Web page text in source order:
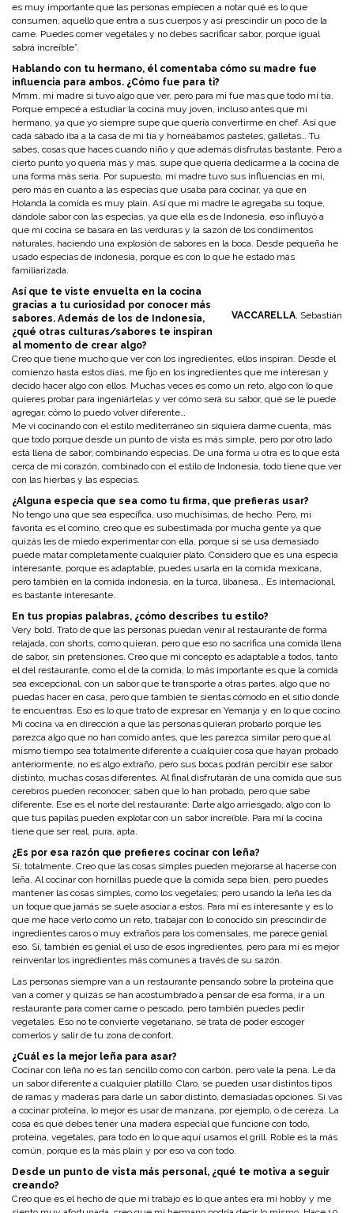
es muy importante que las personas empiecen a notar qué es lo que
consumen, aquello que entra a sus cuerpos y así prescindir un poco de la
carne. Puedes comer vegetales y no debes sacrificar sabor, porque igual
sabrá increíble”.
Hablando con tu hermano, él comentaba cómo su madre fue
influencia para ambos. ¿Cómo fue para ti?
Mmm, mi madre sí tuvo algo que ver, pero para mi fue más que todo mi tía.
Porque empecé a estudiar la cocina muy joven, incluso antes que mi
hermano, ya que yo siempre supe que quería convertirme en chef. Así que
cada sábado iba a la casa de mi tía y horneábamos pasteles, galletas… Tu
sabes, cosas que haces cuando niño y que además disfrutas bastante. Pero a
cierto punto yo quería más y más, supe que quería dedicarme a la cocina de
una forma más seria. Por supuesto, mi madre tuvo sus influencias en mi,
pero más en cuanto a las especias que usaba para cocinar, ya que en
Holanda la comida es muy plain. Así que mi madre le agregaba su toque,
dándole sabor con las especias, ya que ella es de Indonesia, eso influyó a
que mi cocina se basara en las verduras y la sazón de los condimentos
naturales, haciendo una explosión de sabores en la boca. Desde pequeña he
usado especias de indonesia, porque es con lo que he estado más
familiarizada.
VACCARELLA, Sebastián
Así que te viste envuelta en la cocina
gracias a tu curiosidad por conocer más
sabores. Además de los de Indonesia,
¿qué otras culturas/sabores te inspiran
al momento de crear algo?
Creo que tiene mucho que ver con los ingredientes, ellos inspiran. Desde el
comienzo hasta estos días, me fijo en los ingredientes que me interesan y
decido hacer algo con ellos. Muchas veces es como un reto, algo con lo que
quieres probar para ingeniártelas y ver cómo será su sabor, qué se le puede
agregar, cómo lo puedo volver diferente…
Me vi cocinando con el estilo mediterráneo sin siquiera darme cuenta, más
que todo porque desde un punto de vista es más simple, pero por otro lado
está llena de sabor, combinando especias. De una forma u otra es lo que está
cerca de mi corazón, combinado con el estilo de Indonesia, todo tiene que ver
con las hierbas y las especias.
¿Alguna especia que sea como tu firma, que prefieras usar?
No tengo una que sea específica, uso muchísimas, de hecho. Pero, mi
favorita es el comino, creo que es subestimada por mucha gente ya que
quizás les de miedo experimentar con ella, porque si se usa demasiado
puede matar completamente cualquier plato. Considero que es una especia
interesante, porque es adaptable, puedes usarla en la comida mexicana,
pero también en la comida indonesia, en la turca, libanesa… Es internacional,
es bastante interesante.
En tus propias palabras, ¿cómo describes tu estilo?
Very bold. Trato de que las personas puedan venir al restaurante de forma
relajada, con shorts, como quieran, pero que eso no sacrifica una comida llena
de sabor, sin pretensiones. Creo que mi concepto es adaptable a todos, tanto
el del restaurante, como el de la comida, lo más importante es que la comida
sea excepcional, con un sabor que te transporte a otras partes, algo que no
puedas hacer en casa, pero que también te sientas cómodo en el sitio donde
te encuentras. Eso es lo que trato de expresar en Yemanja y en lo que cocino.
Mi cocina va en dirección a que las personas quieran probarlo porque les
parezca algo que no han comido antes, que les parezca similar pero que al
mismo tiempo sea totalmente diferente a cualquier cosa que hayan probado
anteriormente, no es algo extraño, pero sus bocas podrán percibir ese sabor
distinto, muchas cosas diferentes. Al final disfrutarán de una comida que sus
cerebros pueden reconocer, saben que lo han probado, pero que sabe
diferente. Ese es el norte del restaurante: Darte algo arriesgado, algo con lo
que tus papilas pueden explotar con un sabor increíble. Para mí la cocina
tiene que ser real, pura, apta.
¿Es por esa razón que prefieres cocinar con leña?
Sí, totalmente. Creo que las cosas simples pueden mejorarse al hacerse con
leña. Al cocinar con hornillas puede que la comida sepa bien, pero puedes
mantener las cosas simples, como los vegetales; pero usando la leña les da
un toque que jamás se suele asociar a estos. Para mí es interesante y es lo
que me hace verlo como un reto, trabajar con lo conocido sin prescindir de
ingredientes caros o muy extraños para los comensales, me parece genial
eso. Sí, también es genial el uso de esos ingredientes, pero para mí es mejor
reinventar los ingredientes más comunes a través de su sazón.
Las personas siempre van a un restaurante pensando sobre la proteína que
van a comer y quizás se han acostumbrado a pensar de esa forma, ir a un
restaurante para comer carne o pescado, pero también puedes pedir
vegetales. Eso no te convierte vegetariano, se trata de poder escoger
comerlos y salir de tu zona de confort.
¿Cuál es la mejor leña para asar?
Cocinar con leña no es tan sencillo como con carbón, pero vale la pena. Le da
un sabor diferente a cualquier platillo. Claro, se pueden usar distintos tipos
de ramas y maderas para darle un sabor distinto, demasiadas opciones. Si vas
a cocinar proteína, lo mejor es usar de manzana, por ejemplo, o de cereza. La
cosa es que debes tener una madera especial que funcione con todo,
proteína, vegetales, para todo en lo que aquí usamos el grill. Roble es la más
común, porque es la más plain y por eso va con todo.
Desde un punto de vista más personal, ¿qué te motiva a seguir
creando?
Creo que es el hecho de que mi trabajo es lo que antes era mi hobby y me